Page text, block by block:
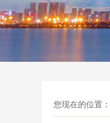
您现在的位置：